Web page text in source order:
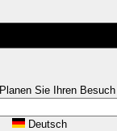
Planen Sie Ihren Besuch
Deutsch